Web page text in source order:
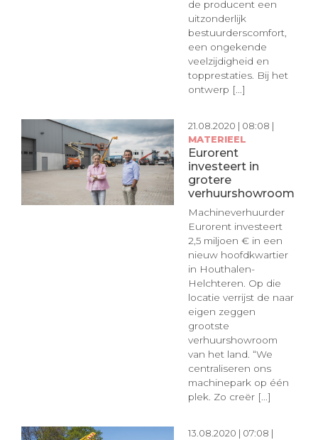
de producent een
uitzonderlijk
bestuurderscomfort,
een ongekende
veelzijdigheid en
topprestaties. Bij het
ontwerp [...]
21.08.2020 | 08:08 |
MATERIEEL
Eurorent
investeert in
grotere
verhuurshowroom
Machineverhuurder
Eurorent investeert
2,5 miljoen € in een
nieuw hoofdkwartier
in Houthalen-
Helchteren. Op die
locatie verrijst de naar
eigen zeggen
grootste
verhuurshowroom
van het land. “We
centraliseren ons
machinepark op één
plek. Zo creër [...]
13.08.2020 | 07:08 |